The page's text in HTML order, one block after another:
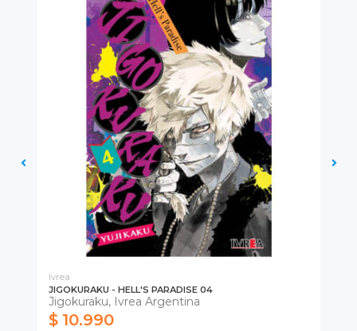
Ivrea
JIGOKURAKU - HELL'S PARADISE 04
Jigokuraku, Ivrea Argentina
$ 10.990